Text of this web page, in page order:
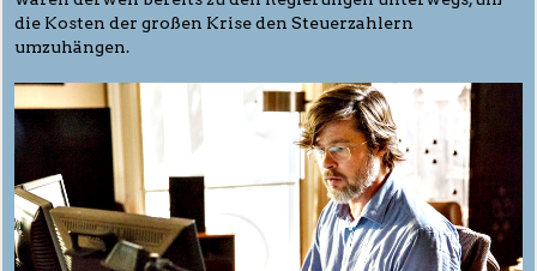
die Kosten der großen Krise den Steuerzahlern
umzuhängen.